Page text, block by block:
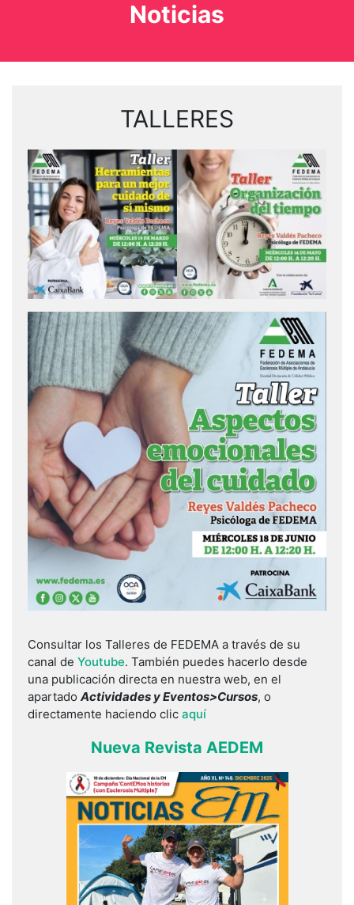
Noticias
TALLERES
Consultar los Talleres de FEDEMA a través de su
canal de Youtube. También puedes hacerlo desde
una publicación directa en nuestra web, en el
apartado Actividades y Eventos>Cursos, o
directamente haciendo clic aquí
Nueva Revista AEDEM